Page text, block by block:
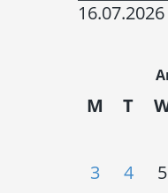
16.07.2026
M T
3
4 5